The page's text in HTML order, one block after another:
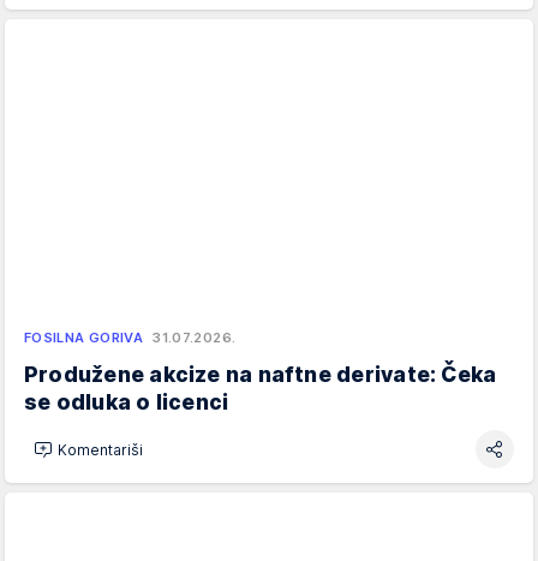
FOSILNA GORIVA 31.07.2026.
Produžene akcize na naftne derivate: Čeka
se odluka o licenci
Komentariši